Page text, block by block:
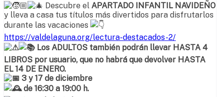
Descubre el APARTADO INFANTIL NAVIDEÑO
y lleva a casa tus títulos más divertidos para disfrutarlos
durante las vacaciones
https://valdelaguna.org/lectura-destacados-2/
Los ADULTOS también podrán llevar HASTA 4
LIBROS por usuario, que no habrá que devolver HASTA
EL 14 DE ENERO.
3 y 17 de diciembre
de 16:30 a 19:00 h.